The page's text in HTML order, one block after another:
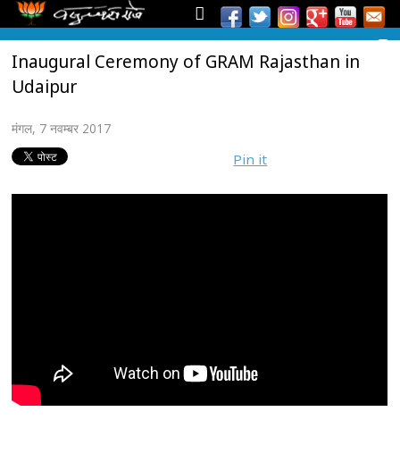
Inaugural Ceremony of GRAM Rajasthan in
Udaipur
मंगल, 7 नवम्बर 2017
Pin it